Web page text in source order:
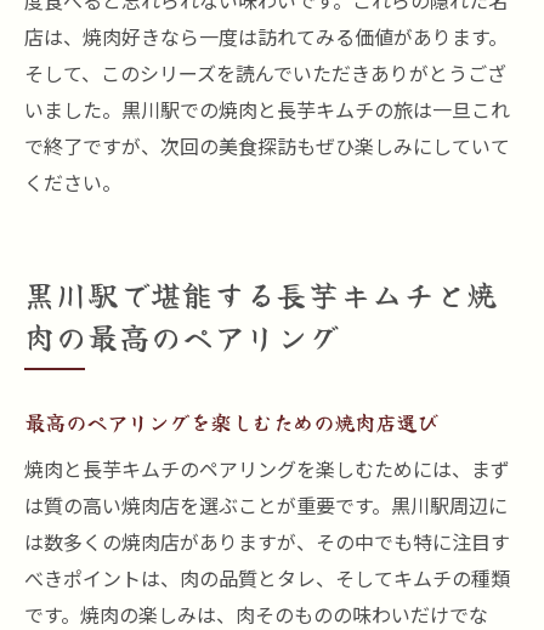
店は、焼肉好きなら一度は訪れてみる価値があります。
そして、このシリーズを読んでいただきありがとうござ
いました。黒川駅での焼肉と長芋キムチの旅は一旦これ
で終了ですが、次回の美食探訪もぜひ楽しみにしていて
ください。
黒川駅で堪能する長芋キムチと焼
肉の最高のペアリング
最高のペアリングを楽しむための焼肉店選び
焼肉と長芋キムチのペアリングを楽しむためには、まず
は質の高い焼肉店を選ぶことが重要です。黒川駅周辺に
は数多くの焼肉店がありますが、その中でも特に注目す
べきポイントは、肉の品質とタレ、そしてキムチの種類
です。焼肉の楽しみは、肉そのものの味わいだけでな